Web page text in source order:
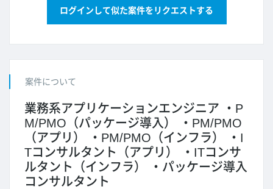
ログインして似た案件をリクエストする
案件について
業務系アプリケーションエンジニア
P
M/PMO（パッケージ導入）
PM/PMO
（アプリ）
PM/PMO（インフラ）
I
Tコンサルタント（アプリ）
ITコンサ
ルタント（インフラ）
パッケージ導入
コンサルタント